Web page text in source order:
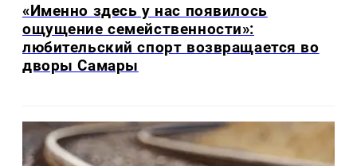
«Именно здесь у нас появилось
ощущение семейственности»:
любительский спорт возвращается во
дворы Самары